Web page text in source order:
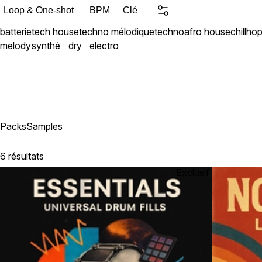
inspirants avec une
Loop & One-shot BPM Clé
batterietech housetechno mélodiquetechnoafro housechillhop
melodysynthé dry electro
PacksSamples
6 résultats